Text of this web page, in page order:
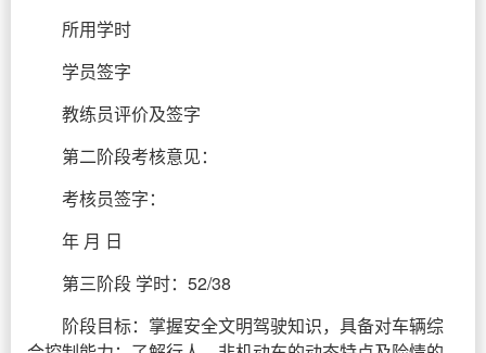
所用学时
学员签字
教练员评价及签字
第二阶段考核意见：
考核员签字：
年 月 日
第三阶段 学时：52/38
阶段目标：掌握安全文明驾驶知识，具备对车辆综